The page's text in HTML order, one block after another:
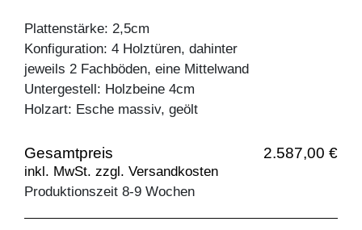
Plattenstärke: 2,5cm
Konfiguration: 4 Holztüren, dahinter
jeweils 2 Fachböden, eine Mittelwand
Untergestell: Holzbeine 4cm
Holzart: Esche massiv, geölt
Gesamtpreis 2.587,00 €
inkl. MwSt. zzgl. Versandkosten
Produktionszeit 8-9 Wochen